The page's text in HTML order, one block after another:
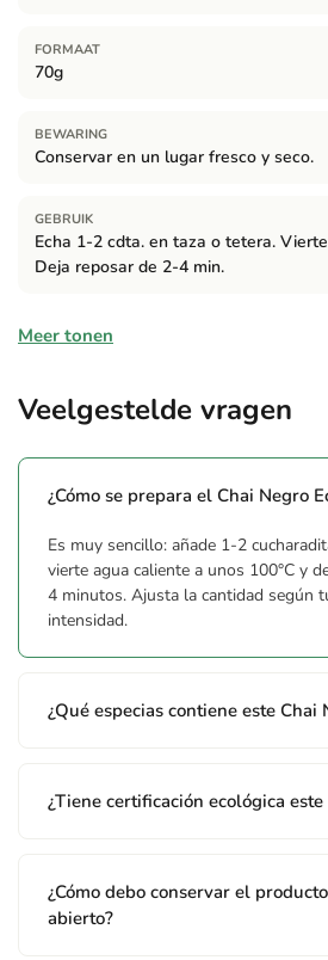
FORMAAT
70g
BEWARING
Conservar en un lugar fresco y seco.
GEBRUIK
Echa 1-2 cdta. en taza o tetera.
Deja reposar de 2-4 min.
Ingrediënten
Meer tonen
Veelgestelde vragen
¿Cómo se prepara el Chai Negro
Es muy sencillo: añade 1-2
vierte agua caliente a unos 100°C y
4 minutos. Ajusta la cantidad según
intensidad.
¿Qué especias contiene este Chai
¿Tiene certificación ecológica
¿Cómo debo conservar el
abierto?